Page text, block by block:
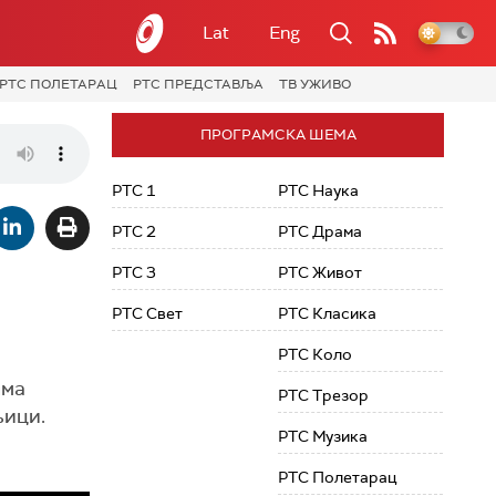
Lat Eng
РТС ПОЛЕТАРАЦ РТС ПРЕДСТАВЉА ТВ УЖИВО
ПРОГРАМСКА ШЕМА
РТС 1
РТС 2
РТС 3
РТС Свет
РТС Наука
РТС Драма
РТС Живот
РТС Класика
РТС Коло
РТС Трезор
РТС Музика
РТС Полетарац